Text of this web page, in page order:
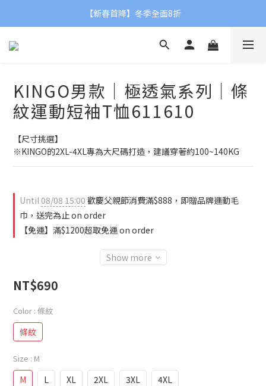
【父親節限定】滿額贈品牌運動毛巾👨❤
【新春首降】冬季全面8折
【父親節限定】滿額贈品牌運動毛巾👨❤
KINGO男款｜極透氣系列｜條
紋運動短袖T恤611610
【尺寸挑選】
※KINGO的2XL-4XL專為大尺碼打造，建議穿著約100~140KG
Until08/08 15:00 歡慶父親節消費滿$888，即贈品牌運動毛
巾，送完為止 on order
【免運】滿$1200超取免運 on order
Show more
NT$690
Color : 條紋
條紋
Size : M
M L XL 2XL 3XL 4XL